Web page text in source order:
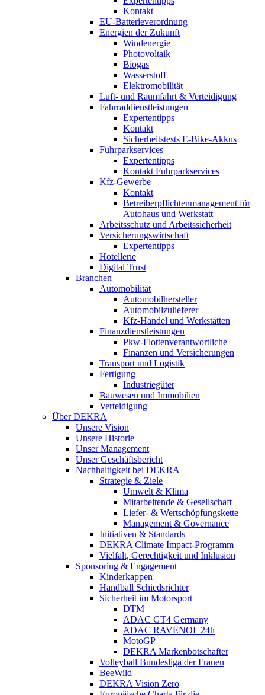
Kontakt
EU-Batterieverordnung
Energien der Zukunft
Windenergie
Photovoltaik
Biogas
Wasserstoff
Elektromobilität
Luft- und Raumfahrt & Verteidigung
Fahrraddienstleistungen
Expertentipps
Kontakt
Sicherheitstests E-Bike-Akkus
Fuhrparkservices
Expertentipps
Kontakt Fuhrparkservices
Kfz-Gewerbe
Kontakt
Betreiberpflichtenmanagement für
Autohaus und Werkstatt
Arbeitsschutz und Arbeitssicherheit
Versicherungswirtschaft
Expertentipps
Hotellerie
Digital Trust
Branchen
Automobilität
Automobilhersteller
Automobilzulieferer
Kfz-Handel und Werkstätten
Finanzdienstleistungen
Pkw‑Flottenverantwortliche
Finanzen und Versicherungen
Transport und Logistik
Fertigung
Industriegüter
Bauwesen und Immobilien
Verteidigung
Über DEKRA
Unsere Vision
Unsere Historie
Unser Management
Unser Geschäftsbericht
Nachhaltigkeit bei DEKRA
Strategie & Ziele
Umwelt & Klima
Mitarbeitende & Gesellschaft
Liefer- & Wertschöpfungskette
Management & Governance
Initiativen & Standards
DEKRA Climate Impact-Programm
Vielfalt, Gerechtigkeit und Inklusion​
Sponsoring & Engagement
Kinderkappen
Handball Schiedsrichter
Sicherheit im Motorsport
DTM
ADAC GT4 Germany
ADAC RAVENOL 24h
MotoGP
DEKRA Markenbotschafter
Volleyball Bundesliga der Frauen
BeeWild
DEKRA Vision Zero